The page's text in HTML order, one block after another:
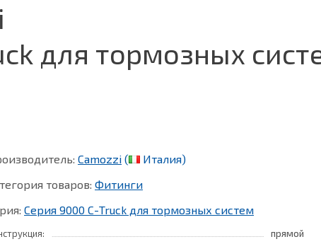
для тормозных
Camozzi (
Италия)
товаров: Фитинги
Серия 9000 С-Truck для тормозных систем
прямой